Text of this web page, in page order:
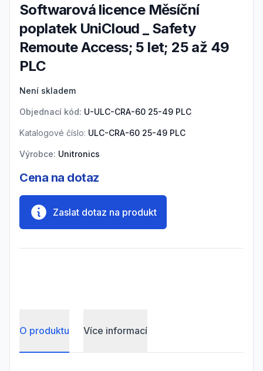
Softwarová licence Měsíční
poplatek UniCloud _ Safety
Remoute Access; 5 let; 25 až 49
PLC
Není skladem
Objednací kód: U-ULC-CRA-60 25-49 PLC
Katalogové číslo: ULC-CRA-60 25-49 PLC
Výrobce: Unitronics
Cena na dotaz
Zaslat dotaz na produkt
O produktu Více informací